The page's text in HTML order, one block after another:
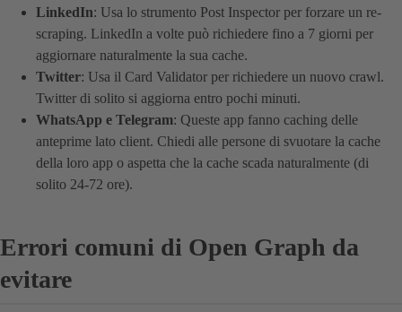
LinkedIn: Usa lo strumento Post Inspector per forzare un re-
scraping. LinkedIn a volte può richiedere fino a 7 giorni per
aggiornare naturalmente la sua cache.
Twitter: Usa il Card Validator per richiedere un nuovo crawl.
Twitter di solito si aggiorna entro pochi minuti.
WhatsApp e Telegram: Queste app fanno caching delle
anteprime lato client. Chiedi alle persone di svuotare la cache
della loro app o aspetta che la cache scada naturalmente (di
solito 24-72 ore).
Errori comuni di Open Graph da
evitare